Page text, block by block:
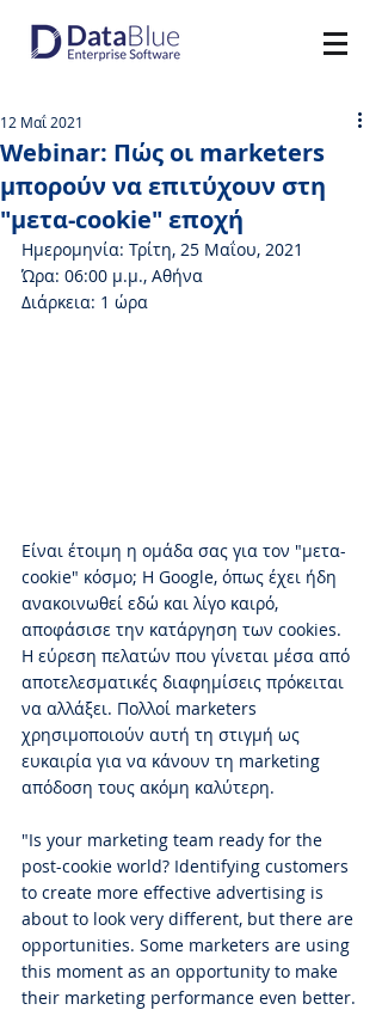
Webinar: Πώς οι marketers
μπορούν να επιτύχουν στη
"μετα-cookie" εποχή
12 Μαΐ 2021
Ημερομηνία: Τρίτη, 25 Μαΐου, 2021
Ώρα: 06:00 μ.μ., Αθήνα
Διάρκεια: 1 ώρα
Είναι έτοιμη η ομάδα σας για τον "μετα-
cookie" κόσμο; Η Google, όπως έχει ήδη
ανακοινωθεί εδώ και λίγο καιρό,
αποφάσισε την κατάργηση των cookies.
Η εύρεση πελατών που γίνεται μέσα από
αποτελεσματικές διαφημίσεις πρόκειται
να αλλάξει. Πολλοί marketers
χρησιμοποιούν αυτή τη στιγμή ως
ευκαιρία για να κάνουν τη marketing
απόδοση τους ακόμη καλύτερη.
"Is your marketing team ready for the
post-cookie world? Identifying customers
to create more effective advertising is
about to look very different, but there are
opportunities. Some marketers are using
this moment as an opportunity to make
their marketing performance even better.